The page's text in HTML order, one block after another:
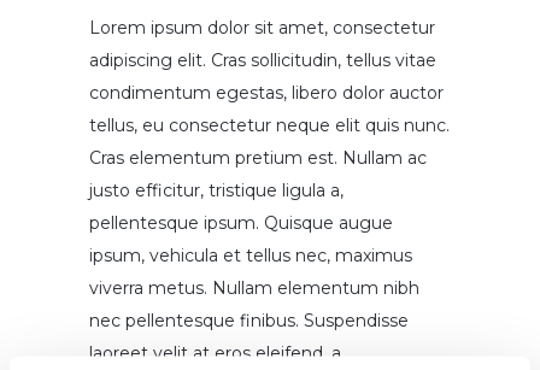
Lorem ipsum dolor sit amet, consectetur
adipiscing elit. Cras sollicitudin, tellus vitae
condimentum egestas, libero dolor auctor
tellus, eu consectetur neque elit quis nunc.
Cras elementum pretium est. Nullam ac
justo efficitur, tristique ligula a,
pellentesque ipsum. Quisque augue
ipsum, vehicula et tellus nec, maximus
viverra metus. Nullam elementum nibh
nec pellentesque finibus. Suspendisse
laoreet velit at eros eleifend, a